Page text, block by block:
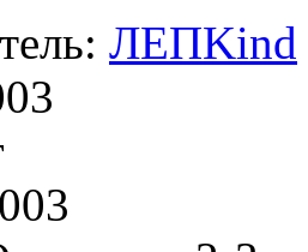
ЛЕПKind